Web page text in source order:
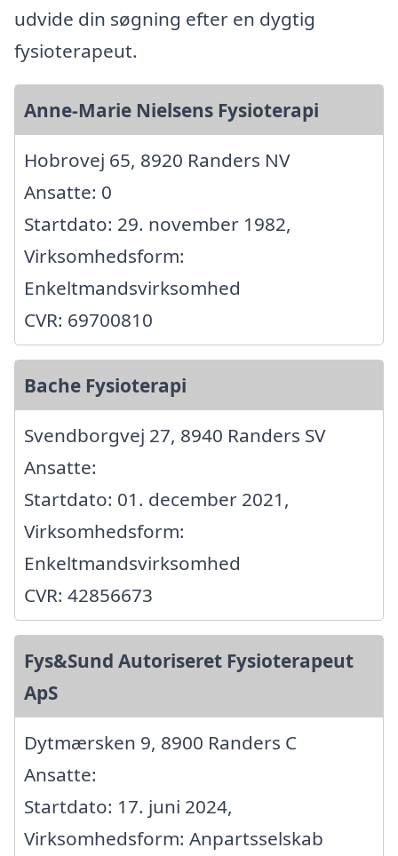
udvide din søgning efter en dygtig
fysioterapeut.
Anne-Marie Nielsens Fysioterapi
Hobrovej 65, 8920 Randers NV
Ansatte: 0
Startdato: 29. november 1982,
Virksomhedsform:
Enkeltmandsvirksomhed
CVR: 69700810
Bache Fysioterapi
Svendborgvej 27, 8940 Randers SV
Ansatte:
Startdato: 01. december 2021,
Virksomhedsform:
Enkeltmandsvirksomhed
CVR: 42856673
Fys&Sund Autoriseret Fysioterapeut
ApS
Dytmærsken 9, 8900 Randers C
Ansatte:
Startdato: 17. juni 2024,
Virksomhedsform: Anpartsselskab